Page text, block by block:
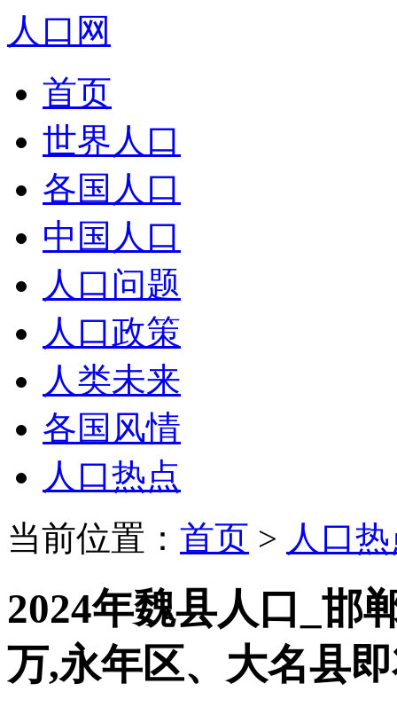
人口网
首页
世界人口
各国人口
中国人口
人口问题
人口政策
人类未来
各国风情
人口热点
当前位置： 首页 > 人口
2024年魏县人口_邯
万,永年区、大名县